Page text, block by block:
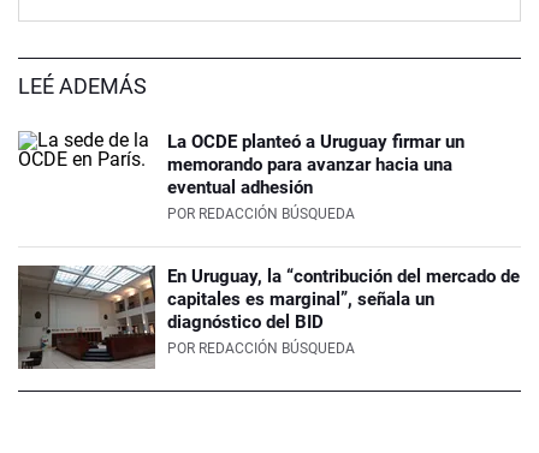
LEÉ ADEMÁS
La OCDE planteó a Uruguay firmar un
memorando para avanzar hacia una
eventual adhesión
POR REDACCIÓN BÚSQUEDA
En Uruguay, la “contribución del mercado de
capitales es marginal”, señala un
diagnóstico del BID
POR REDACCIÓN BÚSQUEDA